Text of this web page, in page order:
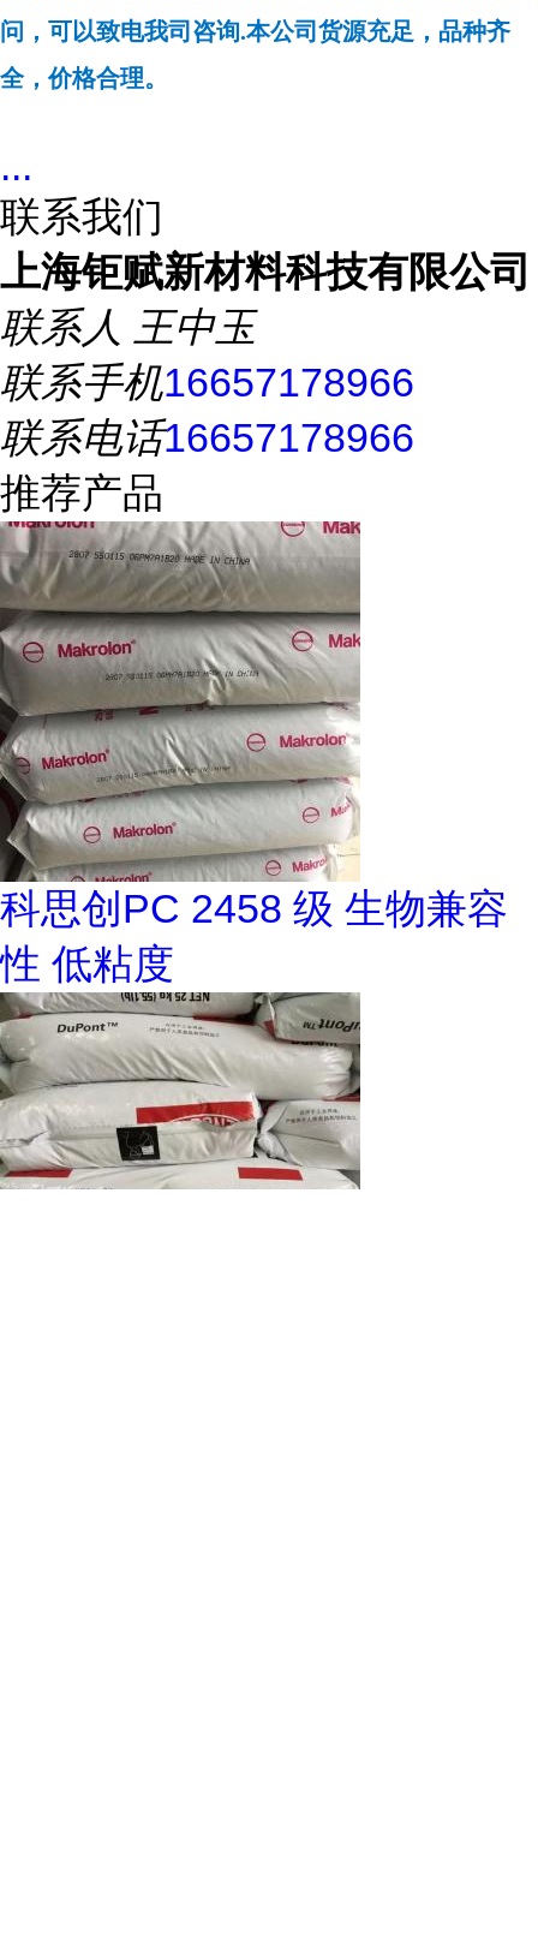
问，可以致电我司咨询.本公司货源充足，品种齐
全，价格合理。
...
联系我们
上海钜赋新材料科技有限公司
联系人 王中玉
联系手机16657178966
联系电话16657178966
推荐产品
科思创PC 2458 级 生物兼容
性 低粘度